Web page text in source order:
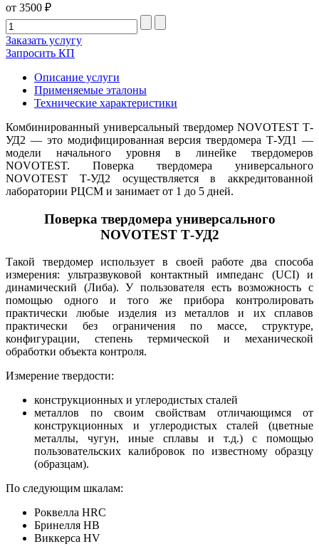
от 3500 ₽
Заказать услугу
Запросить КП
Описание услуги
Применяемые эталоны
Технические характеристики
Комбинированный универсальный твердомер NOVOTEST Т-
УД2 — это модифицированная версия твердомера Т-УД1 —
модели начального уровня в линейке твердомеров
NOVOTEST. Поверка твердомера универсального
NOVOTEST Т-УД2 осуществляется в аккредитованной
лаборатории РЦСМ и занимает от 1 до 5 дней.
Поверка твердомера универсального
NOVOTEST Т-УД2
Такой твердомер использует в своей работе два способа
измерения: ультразвуковой контактный импеданс (UCI) и
динамический (Либа). У пользователя есть возможность с
помощью одного и того же прибора контролировать
практически любые изделия из металлов и их сплавов
практически без ограничения по массе, структуре,
конфигурации, степень термической и механической
обработки объекта контроля.
Измерение твердости:
конструкционных и углеродистых сталей
металлов по своим свойствам отличающимся от
конструкционных и углеродистых сталей (цветные
металлы, чугун, иные сплавы и т.д.) с помощью
пользовательских калибровок по известному образцу
(образцам).
По следующим шкалам:
Роквелла HRC
Бринелля HB
Виккерса HV